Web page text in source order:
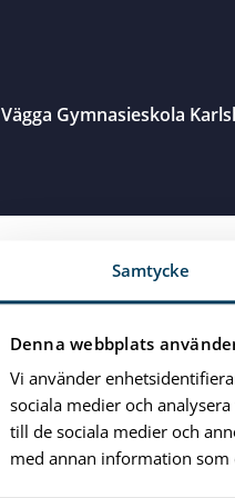
Samtycke
Denna webbplats
Vi använder
sociala medier och
till de sociala medier och
med annan information
Vägga Gymnasieskola